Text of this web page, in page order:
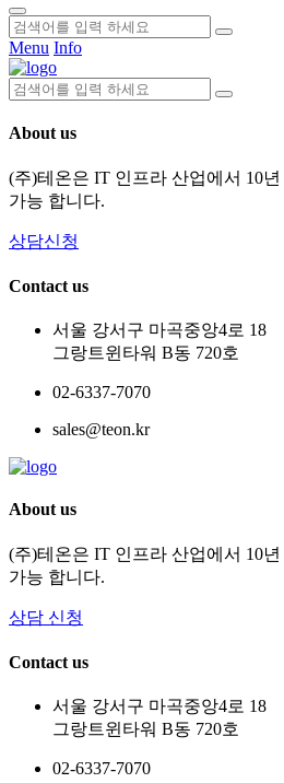
Menu Info
About us
(주)테온은 IT 인프라 산업에서 10
가능 합니다.
상담신청
Contact us
서울 강서구 마곡중앙4로 18
그랑트윈타워 B동 720호
02-6337-7070
sales@teon.kr
About us
(주)테온은 IT 인프라 산업에서 10
가능 합니다.
상담 신청
Contact us
서울 강서구 마곡중앙4로 18
그랑트윈타워 B동 720호
02-6337-7070